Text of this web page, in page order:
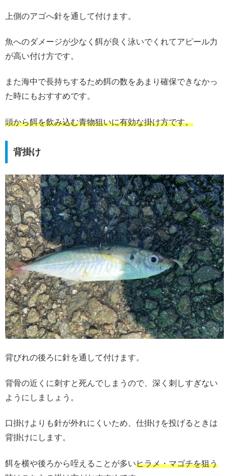
上側のアゴへ針を通して付けます。
魚へのダメージが少なく餌が良く泳いでくれてアピール力
が高い付け方です。
また海中で長持ちするため餌の数をあまり確保できなかっ
た時にもおすすめです。
頭から餌を飲み込む青物狙いに有効な掛け方です。
背掛け
背びれの後ろに針を通して付けます。
背骨の近くに刺すと死んでしまうので、深く刺しすぎない
ようにしましょう。
口掛けよりも針が外れにくいため、仕掛けを投げるときは
背掛けにします。
餌を横や後ろから咥えることが多いヒラメ・マゴチを狙う